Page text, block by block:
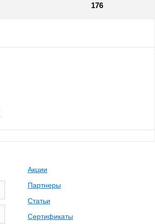
176
Акции
Партнеры
Статьи
Сертификаты